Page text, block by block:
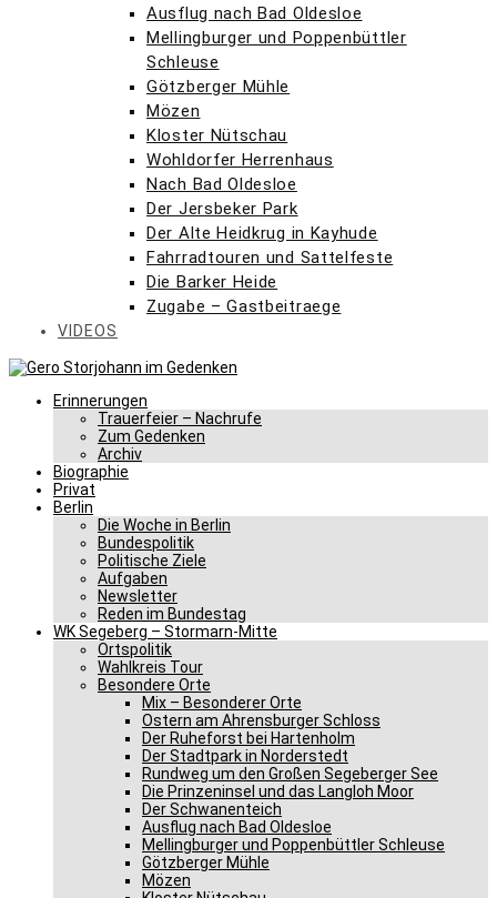
Ausflug nach Bad Oldesloe
Mellingburger und Poppenbüttler
Schleuse
Götzberger Mühle
Mözen
Kloster Nütschau
Wohldorfer Herrenhaus
Nach Bad Oldesloe
Der Jersbeker Park
Der Alte Heidkrug in Kayhude
Fahrradtouren und Sattelfeste
Die Barker Heide
Zugabe – Gastbeitraege
VIDEOS
Erinnerungen
Trauerfeier – Nachrufe
Zum Gedenken
Archiv
Biographie
Privat
Berlin
Die Woche in Berlin
Bundespolitik
Politische Ziele
Aufgaben
Newsletter
Reden im Bundestag
WK Segeberg – Stormarn-Mitte
Ortspolitik
Wahlkreis Tour
Besondere Orte
Mix – Besonderer Orte
Ostern am Ahrensburger Schloss
Der Ruheforst bei Hartenholm
Der Stadtpark in Norderstedt
Rundweg um den Großen Segeberger See
Die Prinzeninsel und das Langloh Moor
Der Schwanenteich
Ausflug nach Bad Oldesloe
Mellingburger und Poppenbüttler Schleuse
Götzberger Mühle
Mözen